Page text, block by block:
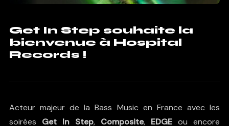
Get In Step souhaite la
bienvenue à Hospital
Records !
Acteur majeur de la Bass Music en France avec les
soirées Get In Step, Composite, EDGE ou encore